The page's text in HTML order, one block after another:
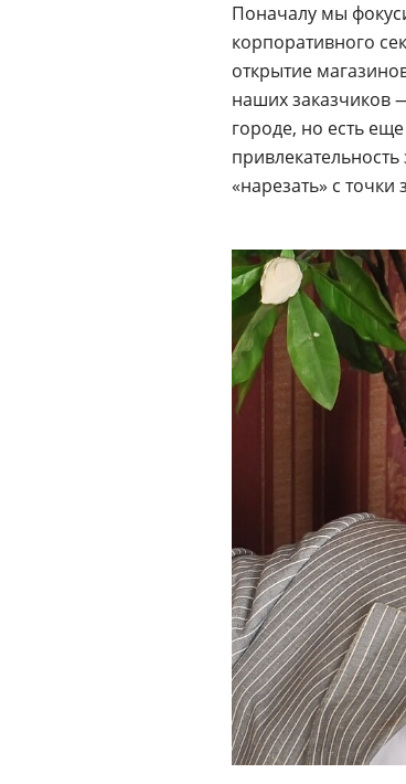
Поначалу мы
корпоративного
открытие
наших заказчиков
городе, но есть
«нарезать» с